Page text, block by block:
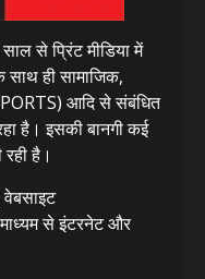
से प्रिंट मीडिया में
साथ ही सामाजिक,
आदि से संबंधित
है। इसकी बानगी कई
है।
वेबसाइट
से इंटरनेट और